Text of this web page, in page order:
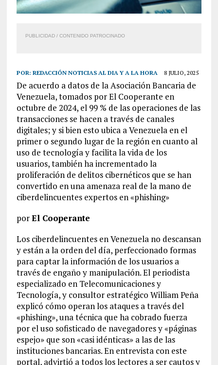
PUBLICIDAD / CONTENIDO PATROCINADO
POR: REDACCIÓN NOTICIAS AL DIA Y A LA HORA 8 JULIO, 2025
De acuerdo a datos de la Asociación Bancaria de
Venezuela, tomados por El Cooperante en
octubre de 2024, el 99 % de las operaciones de las
transacciones se hacen a través de canales
digitales; y si bien esto ubica a Venezuela en el
primer o segundo lugar de la región en cuanto al
uso de tecnología y facilita la vida de los
usuarios, también ha incrementado la
proliferación de delitos cibernéticos que se han
convertido en una amenaza real de la mano de
ciberdelincuentes expertos en «phishing»
porEl Cooperante
Los ciberdelincuentes en Venezuela no descansan
y están a la orden del día, perfeccionado formas
para captar la información de los usuarios a
través de engaño y manipulación. El periodista
especializado en Telecomunicaciones y
Tecnología, y consultor estratégico William Peña
explicó cómo operan los ataques a través del
«phishing», una técnica que ha cobrado fuerza
por el uso sofisticado de navegadores y «páginas
espejo» que son «casi idénticas» a las de las
instituciones bancarias. En entrevista con este
portal, advirtió a todos los lectores a ser cautos y